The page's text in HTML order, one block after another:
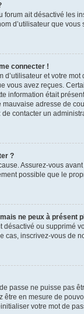
forum ait désactivé les
d’utilisateur que
connecter !
et votre
vous avez reçues.
information était
adresse de
contacter un
?
Assurez-vous
possible que le
ne peux à présent
désactivé ou supprimé
cas, inscrivez-vous de
passe ne puisse pas
être en mesure de
votre mot de